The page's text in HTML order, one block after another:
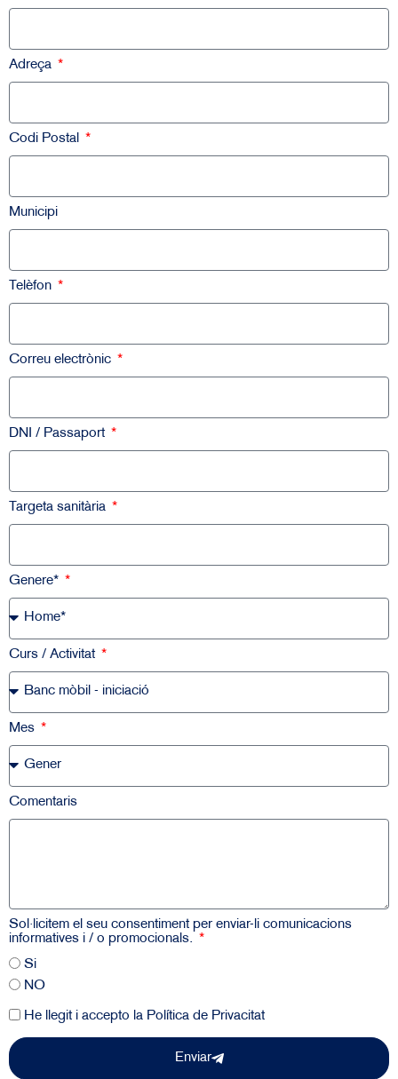
Adreça
Codi Postal
Municipi
Telèfon
Correu electrònic
DNI / Passaport
Targeta sanitària
Genere*
Curs / Activitat
Mes
Comentaris
Sol·licitem el seu consentiment per enviar-li comunicacions
informatives i / o promocionals.
Si
NO
He llegit i accepto la Política de Privacitat
Enviar